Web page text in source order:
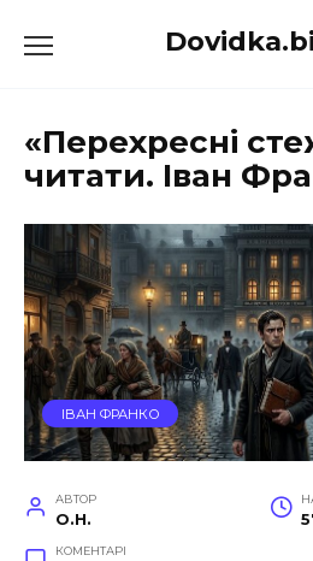
до
«Перехресні
читати. Іван
ІВАН ФРАНКО
АВТОР
O.H.
КОМЕНТАРІ